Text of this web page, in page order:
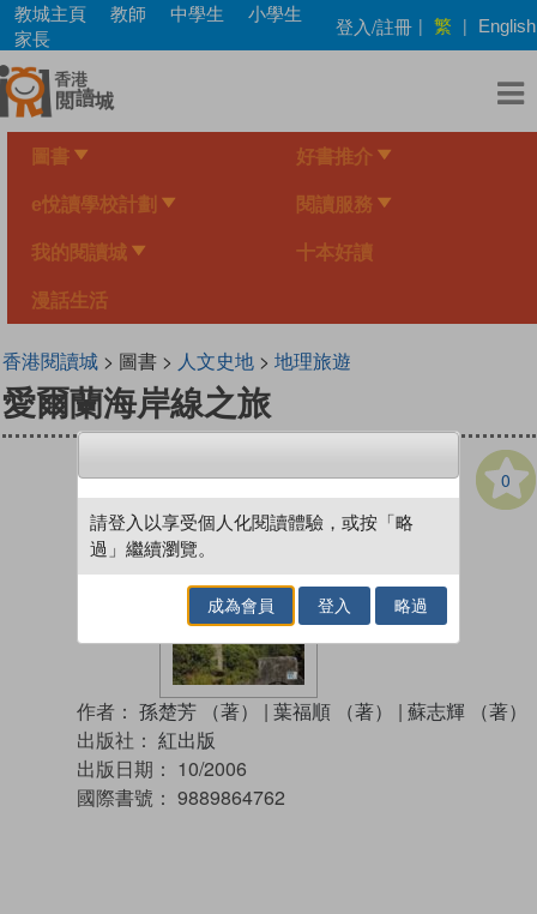
Skip
main
content
教城主頁 教師 中學生
小學生
家長
登入/註冊 | 繁 | English
圖書 好書推介
e悅讀學校計劃 閱讀服務
我的閱讀城 十本好讀
漫話生活
香港閱讀城> 圖書 > 人文史地> 地理旅遊
愛爾蘭海岸線之旅
0
作者： 孫楚芳 （著） | 葉福順 （著） | 蘇志輝 （著）
出版社： 紅出版
出版日期： 10/2006
國際書號： 9889864762
請登入以享受個人化閱讀體驗，或按「略
過」繼續瀏覽。
成為會員 登入 略過